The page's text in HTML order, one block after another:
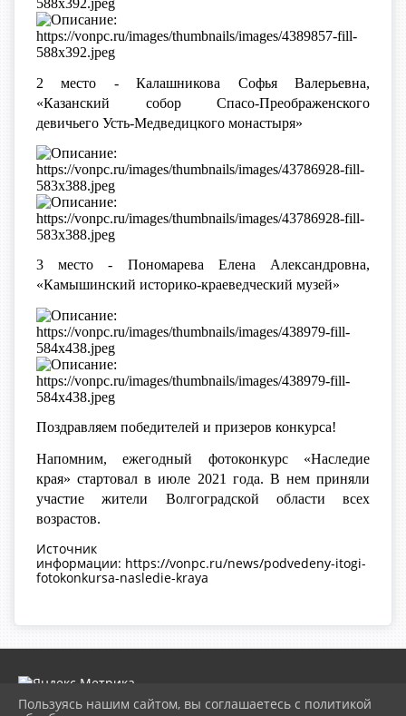
2 место - Калашникова Софья Валерьевна,
«Казанский собор Спасо-Преображенского
девичьего Усть-Медведицкого монастыря»
3 место - Пономарева Елена Александровна,
«Камышинский историко-краеведческий музей»
Поздравляем победителей и призеров конкурса!
Напомним, ежегодный фотоконкурс «Наследие
края» стартовал в июле 2021 года. В нем приняли
участие жители Волгоградской области всех
возрастов.
Источник
информации: https://vonpc.ru/news/podvedeny-itogi-
fotokonkursa-nasledie-kraya
Пользуясь нашим сайтом, вы соглашаетесь с политикой